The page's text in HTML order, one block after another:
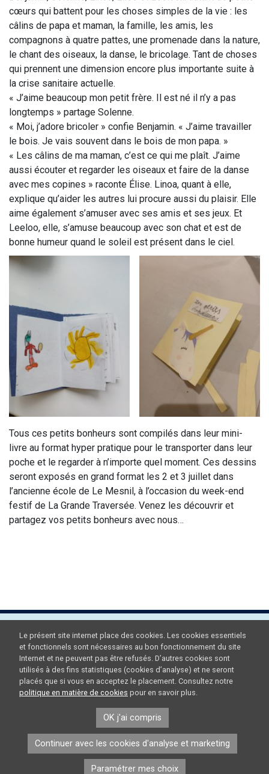
cœurs qui battent pour les choses simples de la vie : les
câlins de papa et maman, la famille, les amis, les
compagnons à quatre pattes, une promenade dans la nature,
le chant des oiseaux, la danse, le bricolage. Tant de choses
qui prennent une dimension encore plus importante suite à
la crise sanitaire actuelle.
« J’aime beaucoup mon petit frère. Il est né il n’y a pas
longtemps » partage Solenne.
« Moi, j’adore bricoler » confie Benjamin. « J’aime travailler
le bois. Je vais souvent dans le bois de mon papa. »
« Les câlins de ma maman, c’est ce qui me plaît. J’aime
aussi écouter et regarder les oiseaux et faire de la danse
avec mes copines » raconte Élise. Linoa, quant à elle,
explique qu’aider les autres lui procure aussi du plaisir. Elle
aime également s’amuser avec ses amis et ses jeux. Et
Leeloo, elle, s’amuse beaucoup avec son chat et est de
bonne humeur quand le soleil est présent dans le ciel.
Tous ces petits bonheurs sont compilés dans leur mini-
livre au format hyper pratique pour le transporter dans leur
poche et le regarder à n’importe quel moment. Ces dessins
seront exposés en grand format les 2 et 3 juillet dans
l’ancienne école de Le Mesnil, à l’occasion du week-end
festif de La Grande Traversée. Venez les découvrir et
partagez vos petits bonheurs avec nous…
Le présent site internet place des cookies. Les cookies essentiels
et fonctionnels sont nécessaires au bon fonctionnement du site
Internet et ne peuvent pas être refusés. D’autres cookies sont
utilisés à des fins statistiques (cookies d’analyse) et ne seront
placés que si vous en acceptez le placement. Consultez notre
politique en matière de cookies pour en savoir plus.
OK j'ai compris
Continuer avec les cookies d'analyse et marketing
Paramétrer mes choix